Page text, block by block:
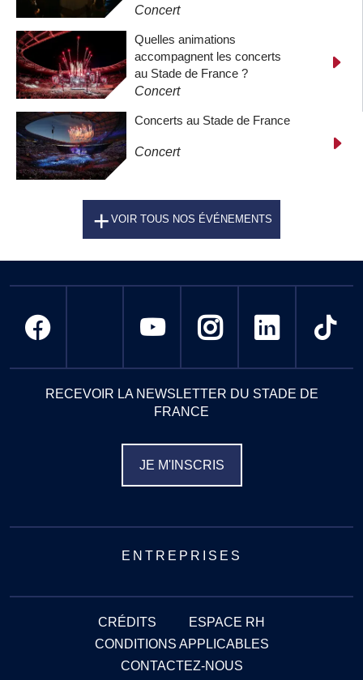
Concert
Quelles animations
accompagnent les concerts
au Stade de France ?
Concert
Concerts au Stade de France
Concert
VOIR TOUS NOS ÉVÉNEMENTS
RECEVOIR LA NEWSLETTER DU STADE DE
FRANCE
JE M'INSCRIS
ENTREPRISES
CRÉDITS
ESPACE RH
CONDITIONS APPLICABLES
CONTACTEZ-NOUS